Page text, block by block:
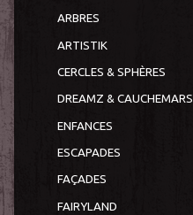
ARBRES
ARTISTIK
CERCLES & SPHÈRES
DREAMZ & CAUCHEMARS
ENFANCES
ESCAPADES
FAÇADES
FAIRYLAND